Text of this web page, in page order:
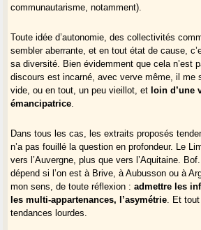
communautarisme, notamment).
Toute idée d’autonomie, des collectivités
sembler aberrante, et en tout état de cause,
sa diversité. Bien évidemment que cela n’est
discours est incarné, avec verve même, il me
vide, ou en tout, un peu vieillot, et loin d’une
émancipatrice
Dans tous les cas, les extraits proposés
n’a pas fouillé la question en profondeur. Le
vers l’Auvergne, plus que vers l’Aquitaine.
dépend si l’on est à Brive, à Aubusson ou à
mon sens, de toute réflexion :admettre les
les multi-appartenances, l’asymétrie . Et
tendances lourdes.